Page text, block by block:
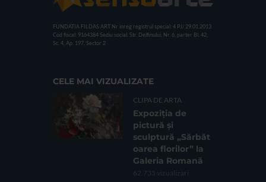
FUNDATIA FILDAS ART Nr inreg registrul special: 4 PJ/ 29.01.2013
Cod fiscal: 9164384 Sediu social: Str. Delfinului, Nr. 6, parter Bl. 42,
Sc. 4, Ap. 197, Sector 2
CELE MAI VIZUALIZATE
CLIPA DE ARTA
Expoziția de
pictură și
sculptură „Sărbăt
oarea florilor” la
Galeria Romană
62.735 vizualizari